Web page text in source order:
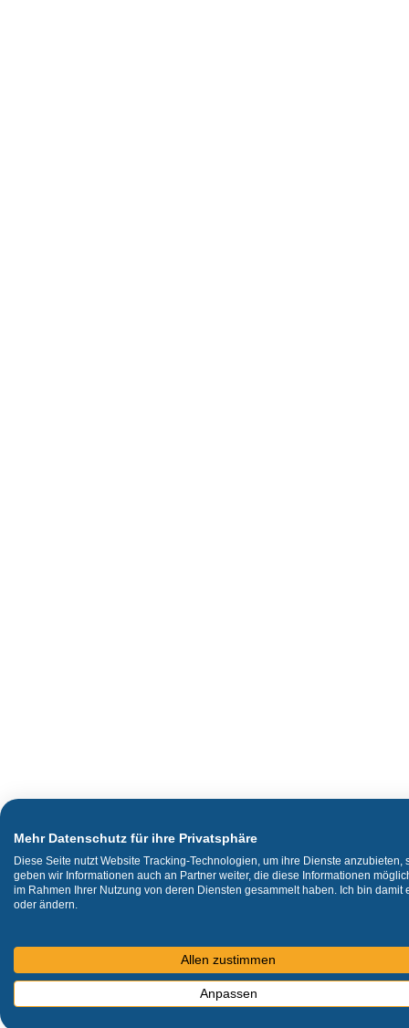
Mehr Datenschutz für ihre Privatsphäre
Diese Seite nutzt Website Tracking-Technologien, um ihre Dienste
geben wir Informationen auch an Partner weiter, die diese Informationen
im Rahmen Ihrer Nutzung von deren Diensten gesammelt haben. Ich bin
oder ändern.
Allen zustimmen
Anpassen